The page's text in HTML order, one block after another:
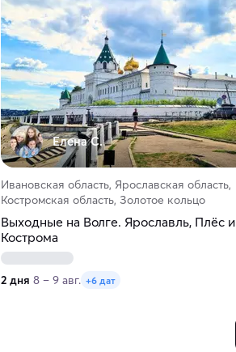
Елена С.
Ивановская область, Ярославская область,
Костромская область, Золотое кольцо
Выходные на Волге. Ярославль, Плёс и
Кострома
2 дня 8 – 9 авг. +6 дат